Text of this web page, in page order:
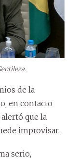
de la
en contacto
que la
improvisar.
serio,